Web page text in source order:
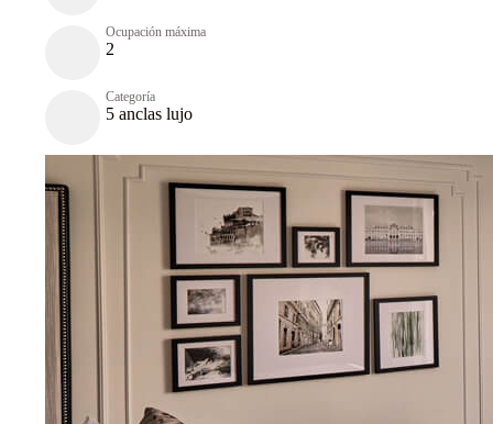
Ocupación máxima
2
Categoría
5 anclas lujo